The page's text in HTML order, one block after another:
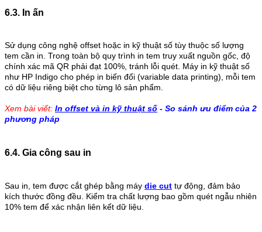
6.3. In ấn
Sử dụng công nghệ offset hoặc in kỹ thuật số tùy thuộc số lượng
tem cần in. Trong toàn bộ quy trình in tem truy xuất nguồn gốc, độ
chính xác mã QR phải đạt 100%, tránh lỗi quét. Máy in kỹ thuật số
như HP Indigo cho phép in biến đổi (variable data printing), mỗi tem
có dữ liệu riêng biệt cho từng lô sản phẩm.
Xem bài viết: In offset và in kỹ thuật số - So sánh ưu điểm của 2
phương pháp
6.4. Gia công sau in
Sau in, tem được cắt ghép bằng máy die cut tự động, đảm bảo
kích thước đồng đều. Kiểm tra chất lượng bao gồm quét ngẫu nhiên
10% tem để xác nhận liên kết dữ liệu.